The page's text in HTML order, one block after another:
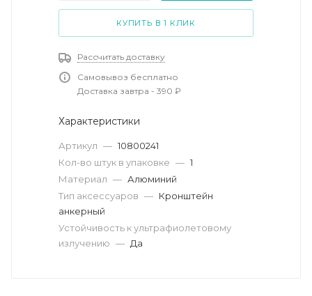
КУПИТЬ В 1 КЛИК
Рассчитать доставку
Самовывоз бесплатно
Доставка завтра - 390 ₽
Характеристики
Артикул — 10800241
Кол-во штук в упаковке — 1
Материал — Алюминий
Тип аксессуаров — Кронштейн
анкерный
Устойчивость к ультрафиолетовому
излучению — Да